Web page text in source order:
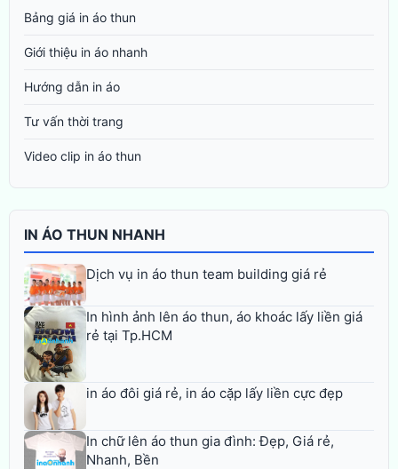
Bảng giá in áo thun
Giới thiệu in áo nhanh
Hướng dẫn in áo
Tư vấn thời trang
Video clip in áo thun
IN ÁO THUN NHANH
Dịch vụ in áo thun team building giá rẻ
In hình ảnh lên áo thun, áo khoác lấy liền giá
rẻ tại Tp.HCM
in áo đôi giá rẻ, in áo cặp lấy liền cực đẹp
In chữ lên áo thun gia đình: Đẹp, Giá rẻ,
Nhanh, Bền